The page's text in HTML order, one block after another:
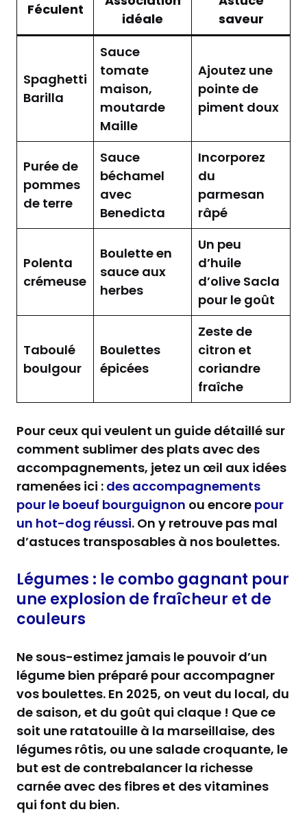
Féculent
idéale
saveur
Spaghetti
Barilla
Sauce
tomate
maison,
moutarde
Maille
Ajoutez une
pointe de
piment doux
Purée de
pommes
de terre
Sauce
béchamel
avec
Benedicta
Incorporez
du
parmesan
râpé
Polenta
crémeuse
Boulette en
sauce aux
herbes
Un peu
d’huile
d’olive Sacla
pour le goût
Taboulé
boulgour
Boulettes
épicées
Zeste de
citron et
coriandre
fraîche
Pour ceux qui veulent un guide détaillé sur
comment sublimer des plats avec des
accompagnements, jetez un œil aux idées
ramenées ici : des accompagnements
pour le boeuf bourguignon ou encore pour
un hot-dog réussi. On y retrouve pas mal
d’astuces transposables à nos boulettes.
Légumes : le combo gagnant pour
une explosion de fraîcheur et de
couleurs
Ne sous-estimez jamais le pouvoir d’un
légume bien préparé pour accompagner
vos boulettes. En 2025, on veut du local, du
de saison, et du goût qui claque ! Que ce
soit une ratatouille à la marseillaise, des
légumes rôtis, ou une salade croquante, le
but est de contrebalancer la richesse
carnée avec des fibres et des vitamines
qui font du bien.